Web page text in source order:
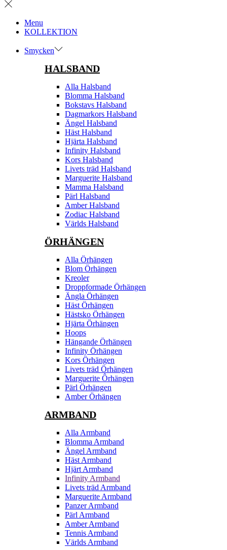
Menu
KOLLEKTION
Smycken
HALSBAND
Alla Halsband
Blomma Halsband
Bokstavs Halsband
Dagmarkors Halsband
Ängel Halsband
Häst Halsband
Hjärta Halsband
Infinity Halsband
Kors Halsband
Livets träd Halsband
Marguerite Halsband
Mamma Halsband
Pärl Halsband
Amber Halsband
Zodiac Halsband
Världs Halsband
ÖRHÄNGEN
Alla Örhängen
Blom Örhängen
Kreoler
Droppformade Örhängen
Ängla Örhängen
Häst Örhängen
Hästsko Örhängen
Hjärta Örhängen
Hoops
Hängande Örhängen
Infinity Örhängen
Kors Örhängen
Livets träd Örhängen
Marguerite Ôrhängen
Pärl Örhängen
Amber Örhängen
ARMBAND
Alla Armband
Blomma Armband
Ängel Armband
Häst Armband
Hjärt Armband
Infinity Armband
Livets träd Armband
Marguerite Armband
Panzer Armband
Pärl Armband
Amber Armband
Tennis Armband
Världs Armband